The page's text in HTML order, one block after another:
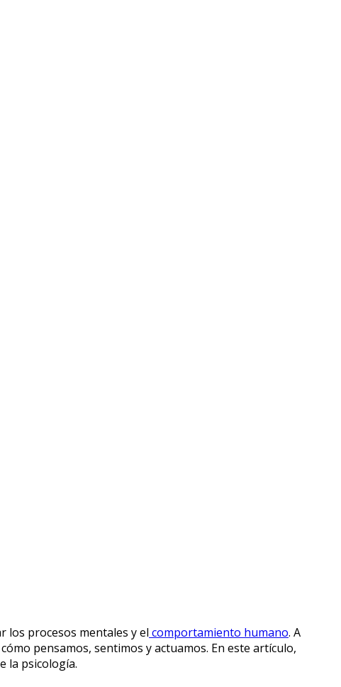
los procesos mentales y el comportamiento humano. A
pensamos, sentimos y actuamos. En este artículo,
la psicología.